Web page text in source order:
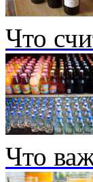
Что
Что